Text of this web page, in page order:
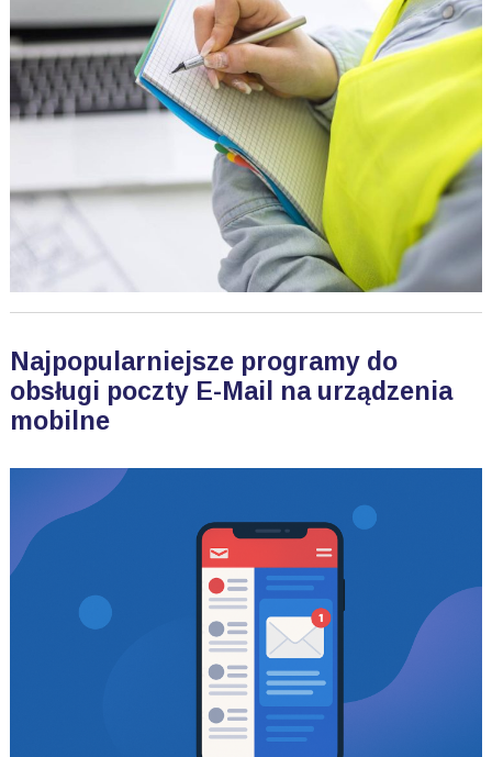
Najpopularniejsze programy do
obsługi poczty E-Mail na urządzenia
mobilne